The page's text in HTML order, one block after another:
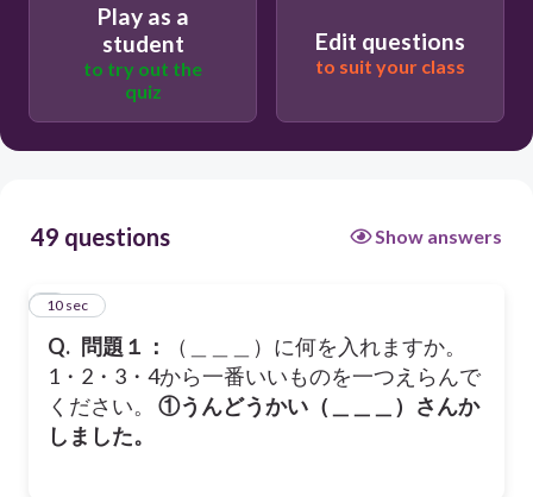
Play as a
student
to try out the
quiz
Edit questions
to suit your class
49 questions Show answers
Q. 問題１：
（＿＿＿）に何を入れますか。
1・2・3・4から一番いいものを一つえらんで
ください。 ①うんどうかい（＿＿＿）さんか
しました。
110 sec